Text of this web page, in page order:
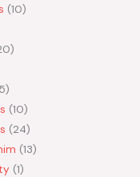
10
5
10
24
13
1